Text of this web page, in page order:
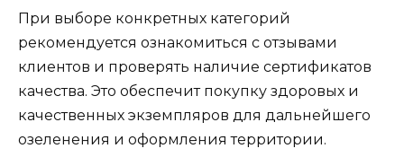
При выборе конкретных категорий
рекомендуется ознакомиться с отзывами
клиентов и проверять наличие сертификатов
качества. Это обеспечит покупку здоровых и
качественных экземпляров для дальнейшего
озеленения и оформления территории.